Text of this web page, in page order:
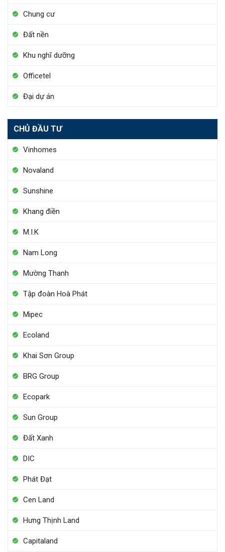
Chung cư
Đất nền
Khu nghĩ dưỡng
Officetel
Đại dự án
CHỦ ĐẦU TƯ
Vinhomes
Novaland
Sunshine
Khang điền
M.I.K
Nam Long
Mường Thanh
Tập đoàn Hoà Phát
Mipec
Ecoland
Khai Sơn Group
BRG Group
Ecopark
Sun Group
Đất Xanh
DIC
Phát Đạt
Cen Land
Hưng Thịnh Land
Capitaland